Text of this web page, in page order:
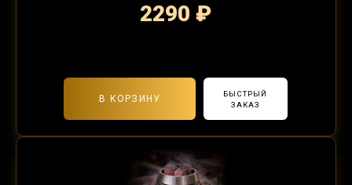
2290 ₽
В КОРЗИНУ
БЫСТРЫЙ
ЗАКАЗ